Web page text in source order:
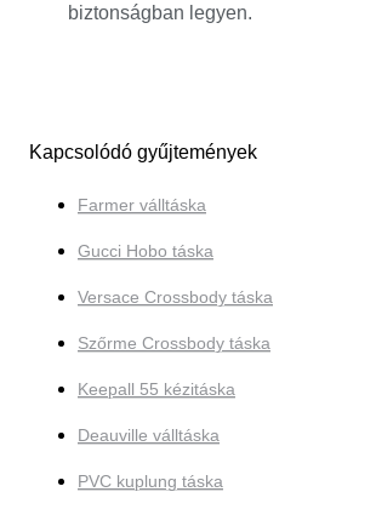
biztonságban legyen.
Kapcsolódó gyűjtemények
Farmer válltáska
Gucci Hobo táska
Versace Crossbody táska
Szőrme Crossbody táska
Keepall 55 kézitáska
Deauville válltáska
PVC kuplung táska